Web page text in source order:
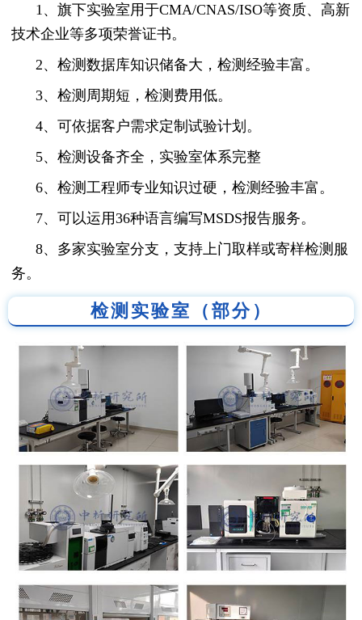
1、旗下实验室用于CMA/CNAS/ISO等资质、高新
技术企业等多项荣誉证书。
2、检测数据库知识储备大，检测经验丰富。
3、检测周期短，检测费用低。
4、可依据客户需求定制试验计划。
5、检测设备齐全，实验室体系完整
6、检测工程师专业知识过硬，检测经验丰富。
7、可以运用36种语言编写MSDS报告服务。
8、多家实验室分支，支持上门取样或寄样检测服
务。
检测实验室（部分）